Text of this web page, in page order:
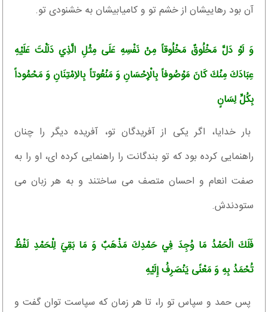
آن بود رهاييشان از خشم تو و كاميابيشان به خشنودى تو.
وَ لَوْ دَلَّ مَخْلُوقٌ مَخْلُوقاً مِنْ نَفْسِهِ عَلَى مِثْلِ الَّذِي دَلَلْتَ عَلَيْهِ
عِبَادَكَ مِنْكَ كَانَ مَوْصُوفاً بِالْإِحْسَانِ وَ مَنْعُوتاً بِالاِمْتِنَانِ وَ مَحْمُوداً
بِكُلِّ لِسَانٍ‏
بار خدايا، اگر يكى از آفريدگان تو، آفريده ديگر را چنان
راهنمايى كرده بود كه تو بندگانت را راهنمايى كرده ‏اى، او را به
صفت انعام و احسان متصف مى ‏ساختند و به هر زبان مى‏
ستودندش.
فَلَكَ الْحَمْدُ مَا وُجِدَ فِي حَمْدِكَ مَذْهَبٌ وَ مَا بَقِيَ لِلْحَمْدِ لَفْظٌ
تُحْمَدُ بِهِ وَ مَعْنًى يَنْصَرِفُ إِلَيْهِ‏
پس حمد و سپاس تو را، تا هر زمان كه سپاست توان گفت و